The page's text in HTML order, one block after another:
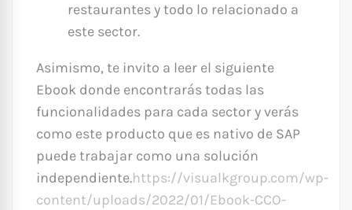
restaurantes y todo lo relacionado a
este sector.
Asimismo, te invito a leer el siguiente
Ebook donde encontrarás todas las
funcionalidades para cada sector y verás
como este producto que es nativo de SAP
puede trabajar como una solución
independiente.https://visualkgroup.com/wp-
content/uploads/2022/01/Ebook-CCO-